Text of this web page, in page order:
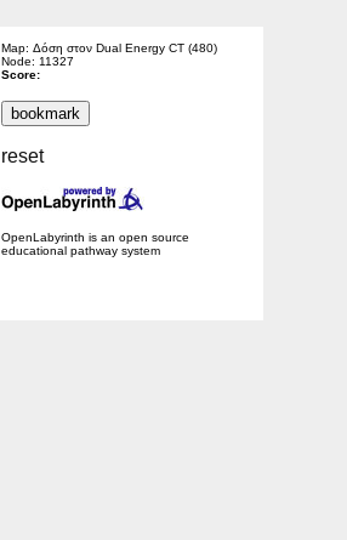
Map: Δόση στον Dual Energy CT (480)
Node: 11327
Score:
reset
OpenLabyrinth is an open source
educational pathway system